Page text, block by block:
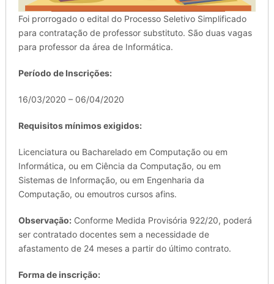
Foi prorrogado o edital do Processo Seletivo Simplificado
para contratação de professor substituto. São duas vagas
para professor da área de Informática.
Período de Inscrições:
16/03/2020 – 06/04/2020
Requisitos mínimos exigidos:
Licenciatura ou Bacharelado em Computação ou em
Informática, ou em Ciência da Computação, ou em
Sistemas de Informação, ou em Engenharia da
Computação, ou emoutros cursos afins.
Observação:Conforme Medida Provisória 922/20, poderá
ser contratado docentes sem a necessidade de
afastamento de 24 meses a partir do último contrato.
Forma de inscrição: